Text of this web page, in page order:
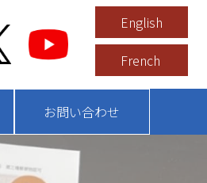
English
French
お問い合わせ